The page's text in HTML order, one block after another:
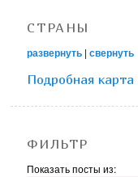
СТРАНЫ
развернуть |свернуть
Подробная
ФИЛЬТР
Показать посты из: